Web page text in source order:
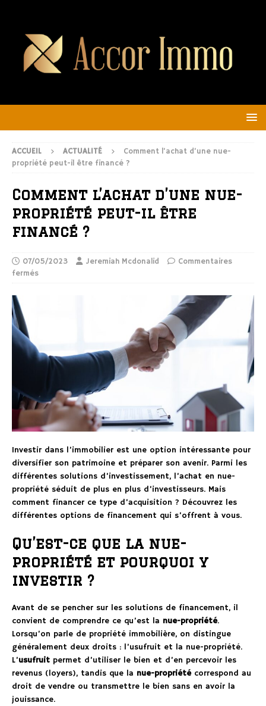
ACCUEIL ACTUALITÉ
Comment l’achat d’une nue-
propriété peut-il être financé ?
Comment l’achat d’une nue-
propriété peut-il être
financé ?
07/05/2023 Jeremiah Mcdonalid
Commentaires
fermés
Investir dans l’immobilier est une option intéressante pour
diversifier son patrimoine et préparer son avenir. Parmi les
différentes solutions d’investissement, l’achat en nue-
propriété séduit de plus en plus d’investisseurs. Mais
comment financer ce type d’acquisition ? Découvrez les
différentes options de financement qui s’offrent à vous.
Qu’est-ce que la nue-
propriété et pourquoi y
investir ?
Avant de se pencher sur les solutions de financement, il
convient de comprendre ce qu’est la nue-propriété.
Lorsqu’on parle de propriété immobilière, on distingue
généralement deux droits : l’usufruit et la nue-propriété.
L’usufruit permet d’utiliser le bien et d’en percevoir les
revenus (loyers), tandis que la nue-propriétécorrespond au
droit de vendre ou transmettre le bien sans en avoir la
jouissance.